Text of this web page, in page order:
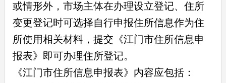
或情形外，市场主体在办理设立登记、住所
变更登记时可选择自行申报住所信息作为住
所使用相关材料，提交《江门市住所信息申
报表》即可办理住所登记。
《江门市住所信息申报表》内容应包括：